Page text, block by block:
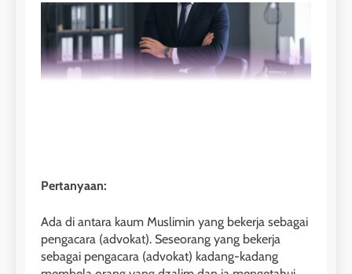
Pertanyaan:
Ada di antara kaum Muslimin yang bekerja sebagai
pengacara (advokat). Seseorang yang bekerja
sebagai pengacara (advokat) kadang-kadang